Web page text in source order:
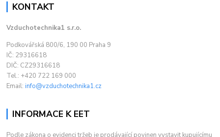
KONTAKT
Vzduchotechnika1 s.r.o.
Podkovářská 800/6, 190 00 Praha 9
IČ: 29316618
DIČ: CZ29316618
Tel.: +420 722 169 000
Email:info@vzduchotechnika1.cz
INFORMACE K EET
Podle zákona o evidenci tržeb je prodávající povinen vystavit kupujícímu